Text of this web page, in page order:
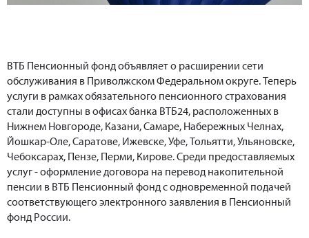
ВТБ Пенсионный фонд объявляет о расширении сети
обслуживания в Приволжском Федеральном округе. Теперь
услуги в рамках обязательного пенсионного страхования
стали доступны в офисах банка ВТБ24, расположенных в
Нижнем Новгороде, Казани, Самаре, Набережных Челнах,
Йошкар-Оле, Саратове, Ижевске, Уфе, Тольятти, Ульяновске,
Чебоксарах, Пензе, Перми, Кирове. Среди предоставляемых
услуг - оформление договора на перевод накопительной
пенсии в ВТБ Пенсионный фонд с одновременной подачей
соответствующего электронного заявления в Пенсионный
фонд России.